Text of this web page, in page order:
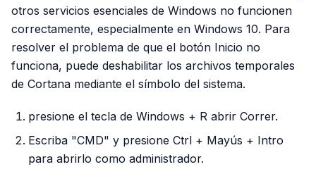
otros servicios esenciales de Windows no funcionen
correctamente, especialmente en Windows 10. Para
resolver el problema de que el botón Inicio no
funciona, puede deshabilitar los archivos temporales
de Cortana mediante el símbolo del sistema.
presione el tecla de Windows + R abrir Correr.
Escriba "CMD" y presione Ctrl + Mayús + Intro
para abrirlo como administrador.